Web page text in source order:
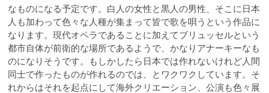
なものになる予定です。白人の女性と黒人の男性、そこに日本
人も加わって色々な人種が集まって皆で歌を唄うという作品に
なります。現代オペラであることに加えてブリュッセルという
都市自体が前衛的な場所であるようで、かなりアナーキーなも
のになりそうです。もしかしたら日本では作れないけれど人間
同士で作ったものが作れるのでは、とワクワクしています。そ
れからはそれを起点にして海外クリエーション、公演も色々展